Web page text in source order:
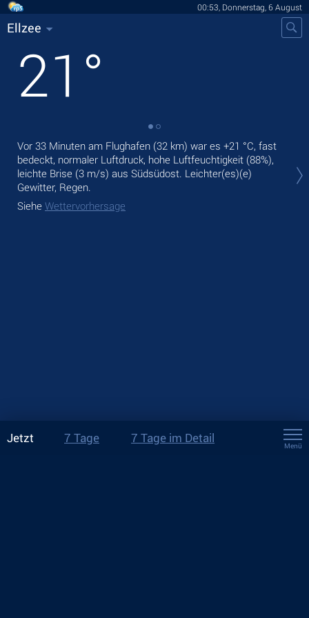
00:53, Donnerstag, 6 August
Ellzee
21 °
Vor 33 Minuten am Flughafen (32 km) war es +21 °C, fast
bedeckt, normaler Luftdruck, hohe Luftfeuchtigkeit (88%),
leichte Brise (3 m/s) aus Südsüdost. Leichter(es)(e)
Gewitter, Regen.
Siehe Wettervorhersage
Jetzt 7 Tage 7 Tage im Detail
Menü